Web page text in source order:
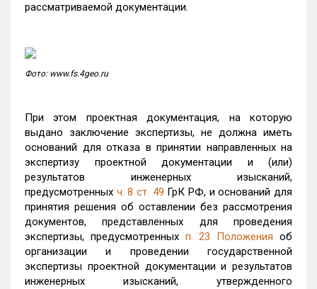
рассматриваемой документации.
Фото: www.fs.4geo.ru
При этом проектная документация, на которую
выдано заключение экспертизы, не должна иметь
оснований для отказа в принятии направленных на
экспертизу проектной документации и (или)
результатов инженерных изысканий,
предусмотренных ч. 8 ст. 49 ГрК РФ, и оснований для
принятия решения об оставлении без рассмотрения
документов, представленных для проведения
экспертизы, предусмотренных п. 23 Положения об
организации и проведении государственной
экспертизы проектной документации и результатов
инженерных изысканий, утвержденного